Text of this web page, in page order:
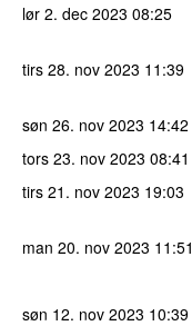
lør 2. dec 2023 08:25
tirs 28. nov 2023 11:39
søn 26. nov 2023 14:42
tors 23. nov 2023 08:41
tirs 21. nov 2023 19:03
man 20. nov 2023 11:51
søn 12. nov 2023 10:39